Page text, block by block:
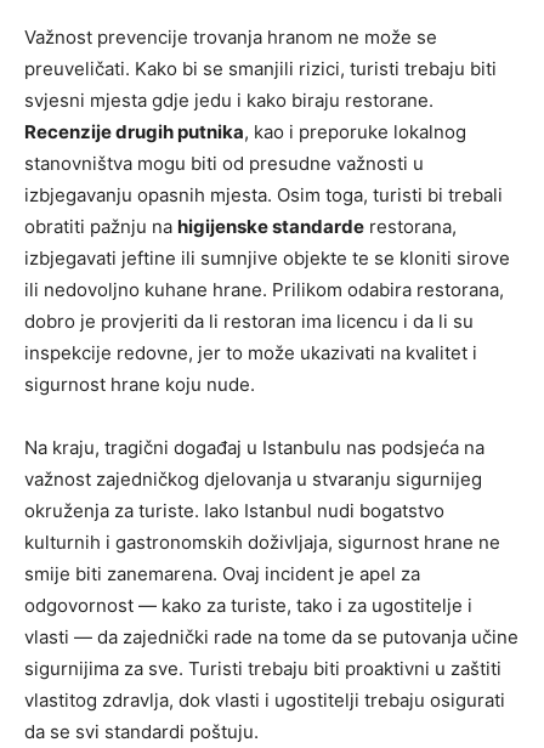
Važnost prevencije trovanja hranom ne može se
preuveličati. Kako bi se smanjili rizici, turisti trebaju biti
svjesni mjesta gdje jedu i kako biraju restorane.
Recenzije drugih putnika, kao i preporuke lokalnog
stanovništva mogu biti od presudne važnosti u
izbjegavanju opasnih mjesta. Osim toga, turisti bi trebali
obratiti pažnju na higijenske standarde restorana,
izbjegavati jeftine ili sumnjive objekte te se kloniti sirove
ili nedovoljno kuhane hrane. Prilikom odabira restorana,
dobro je provjeriti da li restoran ima licencu i da li su
inspekcije redovne, jer to može ukazivati na kvalitet i
sigurnost hrane koju nude.
Na kraju, tragični događaj u Istanbulu nas podsjeća na
važnost zajedničkog djelovanja u stvaranju sigurnijeg
okruženja za turiste. Iako Istanbul nudi bogatstvo
kulturnih i gastronomskih doživljaja, sigurnost hrane ne
smije biti zanemarena. Ovaj incident je apel za
odgovornost — kako za turiste, tako i za ugostitelje i
vlasti — da zajednički rade na tome da se putovanja učine
sigurnijima za sve. Turisti trebaju biti proaktivni u zaštiti
vlastitog zdravlja, dok vlasti i ugostitelji trebaju osigurati
da se svi standardi poštuju.